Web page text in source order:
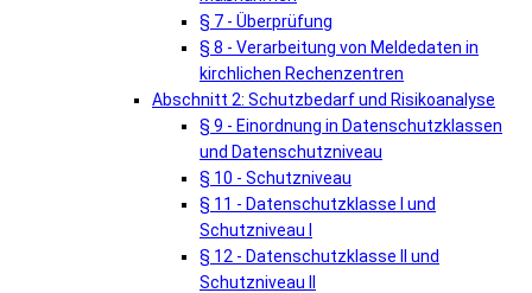
§ 7 - Überprüfung
§ 8 - Verarbeitung von Meldedaten in
kirchlichen Rechenzentren
Abschnitt 2: Schutzbedarf und Risikoanalyse
§ 9 - Einordnung in Datenschutzklassen
und Datenschutzniveau
§ 10 - Schutzniveau
§ 11 - Datenschutzklasse I und
Schutzniveau I
§ 12 - Datenschutzklasse II und
Schutzniveau II